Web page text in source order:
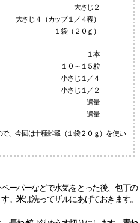
大さじ２
大さじ４（カップ１／４程）
１袋（２０ｇ）
１本
１０～１５粒
小さじ１／４
小さじ１／２
適量
適量
、今回は十種雑穀（１袋２０ｇ）を使い
ーパーなどで水気をとった後、包丁の
。米は洗ってザルにあげておきます。